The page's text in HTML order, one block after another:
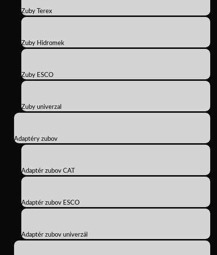
Zuby Terex
Zuby Hidromek
Zuby ESCO
Zuby univerzal
Adaptéry zubov
Adaptér zubov CAT
Adaptér zubov ESCO
Adaptér zubov univerzál